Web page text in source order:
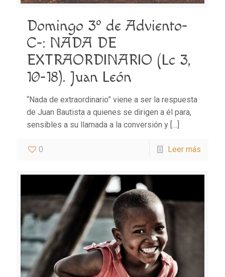
Domingo 3º de Adviento-
C-: NADA DE
EXTRAORDINARIO (Lc 3,
10-18). Juan León
“Nada de extraordinario” viene a ser la respuesta
de Juan Bautista a quienes se dirigen a él para,
sensibles a su llamada a la conversión y […]
0 Leer más